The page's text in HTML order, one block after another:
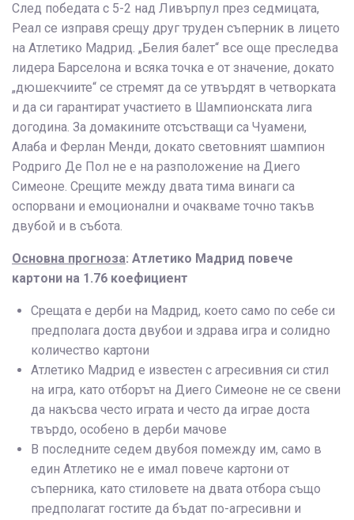
След победата с 5-2 над Ливърпул през седмицата,
Реал се изправя срещу друг труден съперник в лицето
на Атлетико Мадрид. „Белия балет“ все още преследва
лидера Барселона и всяка точка е от значение, докато
„дюшекчиите“ се стремят да се утвърдят в четворката
и да си гарантират участието в Шампионската лига
догодина. За домакините отсъстващи са Чуамени,
Алаба и Ферлан Менди, докато световният шампион
Родриго Де Пол не е на разположение на Диего
Симеоне. Срещите между двата тима винаги са
оспорвани и емоционални и очакваме точно такъв
двубой и в събота.
Основна прогноза: Атлетико Мадрид повече
картони на 1.76 коефициент
Срещата е дерби на Мадрид, което само по себе си
предполага доста двубои и здрава игра и солидно
количество картони
Атлетико Мадрид е известен с агресивния си стил
на игра, като отборът на Диего Симеоне не се свени
да накъсва често играта и често да играе доста
твърдо, особено в дерби мачове
В последните седем двубоя помежду им, само в
един Атлетико не е имал повече картони от
съперника, като стиловете на двата отбора също
предполагат гостите да бъдат по-агресивни и